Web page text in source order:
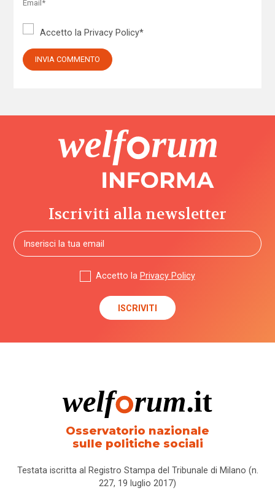
Accetto la Privacy Policy*
Iscriviti alla newsletter
Accetto la Privacy Policy
Osservatorio nazionale
sulle politiche sociali
Testata iscritta al Registro Stampa del Tribunale di Milano (n.
227, 19 luglio 2017)